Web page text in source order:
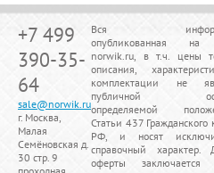
+7 499
390-35-
64
sale@norwik.ru
г. Москва,
Малая
Семёновская д.
30 стр. 9
Вся
опубликованная на
norwik.ru, в т.ч. цены
описания,
комплектации не
публичной
определяемой
Статьи 437 Гражданского
РФ, и носят
справочный характер.
оферты заключается